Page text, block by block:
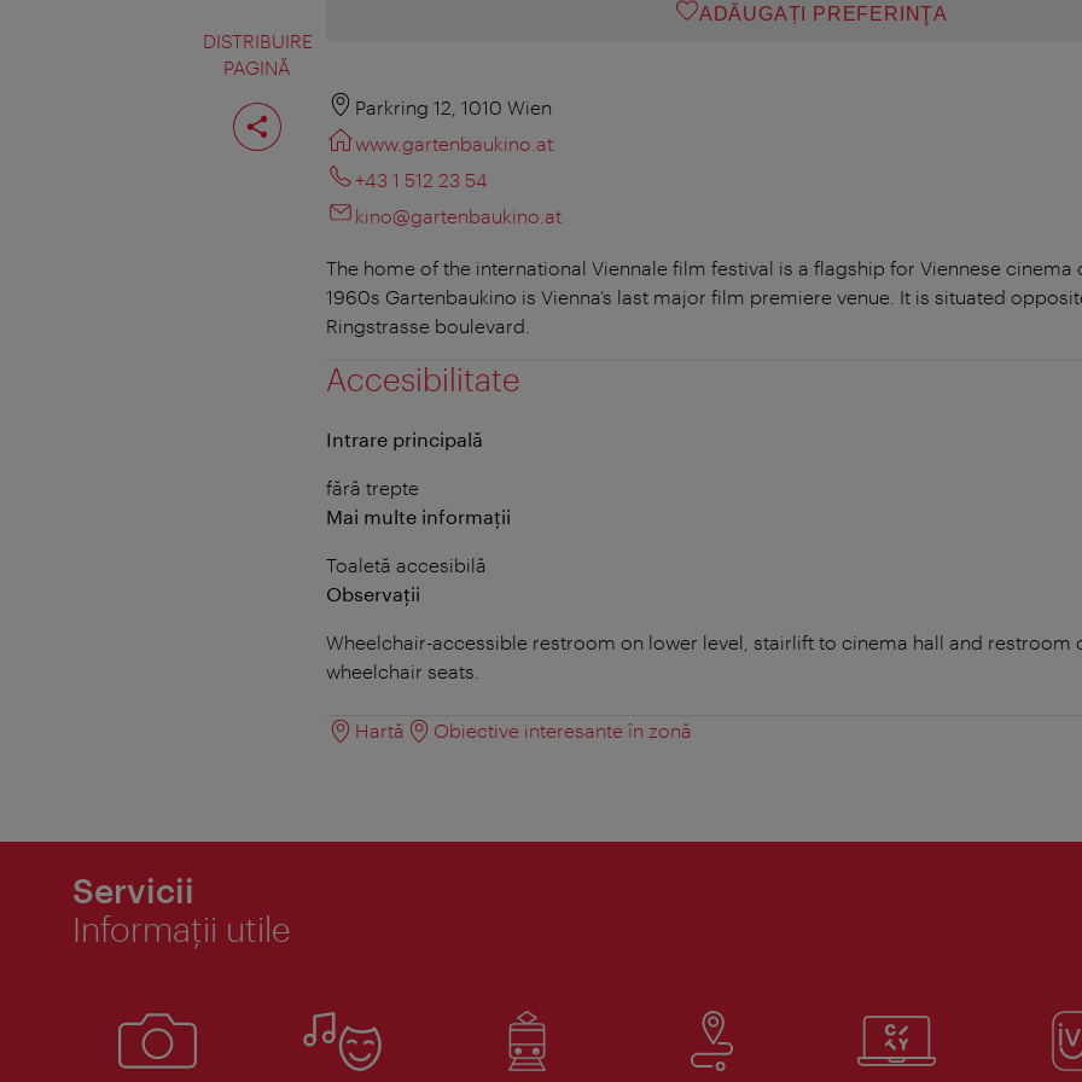
DISTRIBUIRE
PAGINĂ
Distribuiţi
pagina
ADĂUGAȚI PREFERINŢA
Parkring 12, 1010 Wien
www.gartenbaukino.at
+43 1 512 23 54
kino@gartenbaukino.at
The home of the international Viennale film festival is a flagship for Viennese cinema
1960s Gartenbaukino is Vienna’s last major film premiere venue. It is situated
Ringstrasse boulevard.
Accesibilitate
Intrare principală
fără trepte
Mai multe informații
Toaletă accesibilă
Observații
Wheelchair-accessible restroom on lower level, stairlift to cinema hall and restroom
wheelchair seats.
Hartă Obiective interesante în zonă
Servicii
Informaţii utile